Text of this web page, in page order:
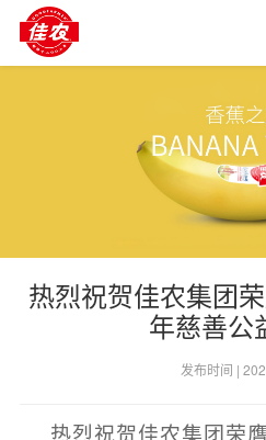
热烈祝贺佳农集团
年慈善公
发布时间 |
热烈祝贺佳农集团荣膺